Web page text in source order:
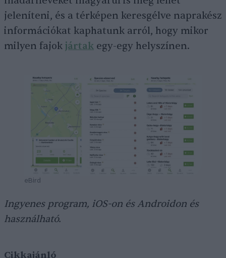
jeleníteni, és a térképen keresgélve naprakész
információkat kaphatunk arról, hogy mikor
milyen fajok jártak egy-egy helyszínen.
eBird
Ingyenes program, iOS-on és Androidon és
használható.
Cikkajánló